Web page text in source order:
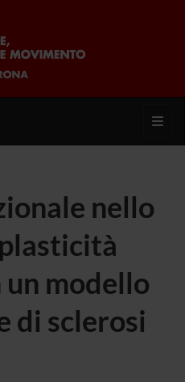
nello
modello
di sclerosi